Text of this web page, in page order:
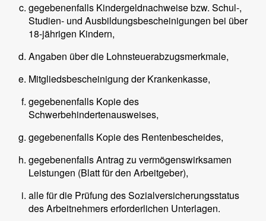
gegebenenfalls Kindergeldnachweise bzw. Schul-,
Studien- und Ausbildungsbescheinigungen bei über
18-jährigen Kindern,
Angaben über die Lohnsteuerabzugsmerkmale,
Mitgliedsbescheinigung der Krankenkasse,
gegebenenfalls Kopie des
Schwerbehindertenausweises,
gegebenenfalls Kopie des Rentenbescheides,
gegebenenfalls Antrag zu vermögenswirksamen
Leistungen (Blatt für den Arbeitgeber),
alle für die Prüfung des Sozialversicherungsstatus
des Arbeitnehmers erforderlichen Unterlagen.